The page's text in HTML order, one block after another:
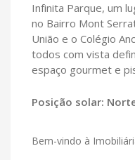
Infinita Parque, um
no Bairro Mont
União e o Colégio
todos com vista
espaço gourmet e
Posição solar:
Bem-vindo à